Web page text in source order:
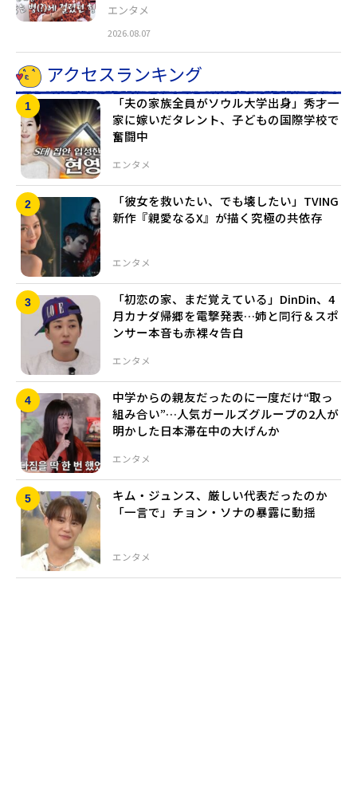
エンタメ
2026.08.07
アクセスランキング
エンタメ
「夫の家族全員がソウル大学出身」秀才一
家に嫁いだタレント、子どもの国際学校で
奮闘中
エンタメ
「彼女を救いたい、でも壊したい」TVING
新作『親愛なるX』が描く究極の共依存
エンタメ
「初恋の家、まだ覚えている」DinDin、4
月カナダ帰郷を電撃発表…姉と同行＆スポ
ンサー本音も赤裸々告白
エンタメ
中学からの親友だったのに一度だけ“取っ
組み合い”…人気ガールズグループの2人が
明かした日本滞在中の大げんか
エンタメ
キム・ジュンス、厳しい代表だったのか
「一言で」チョン・ソナの暴露に動揺